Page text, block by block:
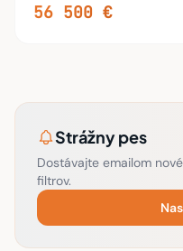
56 500 €
Strážny pes
Dostávajte emailom
filtrov.